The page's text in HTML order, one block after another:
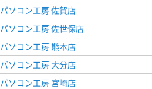
パソコン工房 佐賀店
パソコン工房 佐世保店
パソコン工房 熊本店
パソコン工房 大分店
パソコン工房 宮崎店